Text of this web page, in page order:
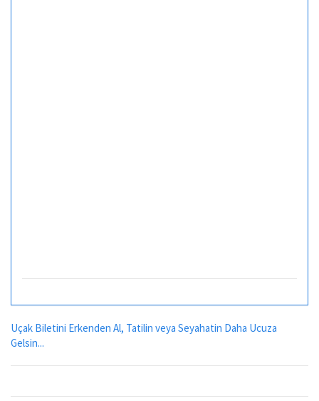
Uçak Biletini Erkenden Al, Tatilin veya Seyahatin Daha Ucuza
Gelsin...